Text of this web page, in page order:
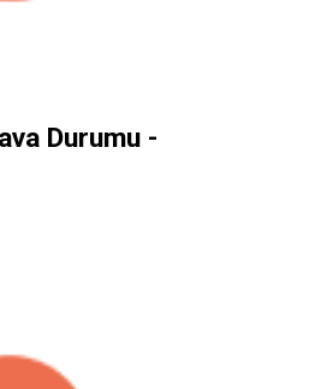
Durumu -